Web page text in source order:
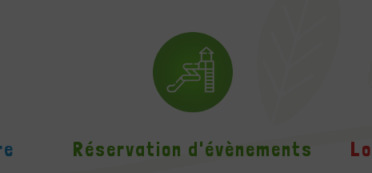
Réservation d'évènements